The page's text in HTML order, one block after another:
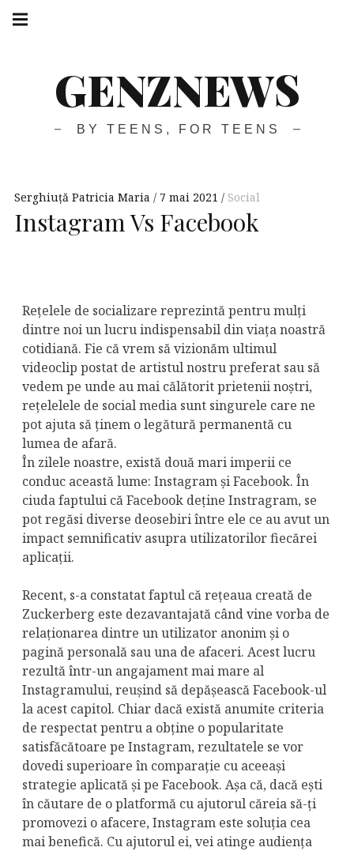
GENZNEWS
BY TEENS, FOR TEENS
Serghiuță Patricia Maria 7 mai 2021 Social
Instagram Vs Facebook
Rețelele de socializare reprezintă pentru mulți
dintre noi un lucru indispensabil din viața noastră
cotidiană. Fie că vrem să vizionăm ultimul
videoclip postat de artistul nostru preferat sau să
vedem pe unde au mai călătorit prietenii noștri,
rețelelele de social media sunt singurele care ne
pot ajuta să ținem o legătură permanentă cu
lumea de afară.
În zilele noastre, există două mari imperii ce
conduc această lume: Instagram și Facebook. În
ciuda faptului că Facebook deține Instragram, se
pot regăsi diverse deosebiri între ele ce au avut un
impact semnificativ asupra utilizatorilor fiecărei
aplicații.
Recent, s-a constatat faptul că rețeaua creată de
Zuckerberg este dezavantajată când vine vorba de
relaționarea dintre un utilizator anonim și o
pagină personală sau una de afaceri. Acest lucru
rezultă într-un angajament mai mare al
Instagramului, reușind să depășească Facebook-ul
la acest capitol. Chiar dacă există anumite criteria
de respectat pentru a obține o popularitate
satisfăcătoare pe Instagram, rezultatele se vor
dovedi superioare în comparație cu aceeași
strategie aplicată și pe Facebook. Așa că, dacă ești
în căutare de o platformă cu ajutorul căreia să-ți
promovezi o afacere, Instagram este soluția cea
mai benefică. Cu ajutorul ei, vei atinge audiența